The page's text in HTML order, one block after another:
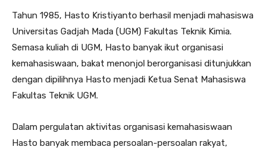
Tahun 1985, Hasto Kristiyanto berhasil menjadi mahasiswa
Universitas Gadjah Mada (UGM) Fakultas Teknik Kimia.
Semasa kuliah di UGM, Hasto banyak ikut organisasi
kemahasiswaan, bakat menonjol berorganisasi ditunjukkan
dengan dipilihnya Hasto menjadi Ketua Senat Mahasiswa
Fakultas Teknik UGM.
Dalam pergulatan aktivitas organisasi kemahasiswaan
Hasto banyak membaca persoalan-persoalan rakyat,